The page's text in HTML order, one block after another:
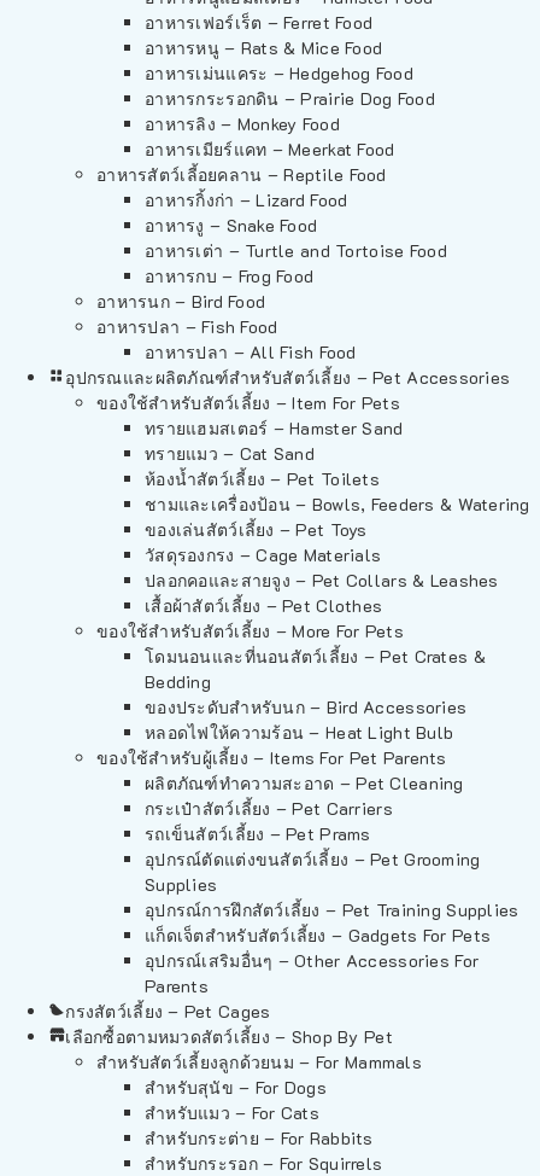
อาหารเฟอร์เร็ต – Ferret Food
อาหารหนู – Rats & Mice Food
อาหารเม่นแคระ – Hedgehog Food
อาหารกระรอกดิน – Prairie Dog Food
อาหารลิง – Monkey Food
อาหารเมียร์แคท – Meerkat Food
อาหารสัตว์เลี้อยคลาน – Reptile Food
อาหารกิ้งก่า – Lizard Food
อาหารงู – Snake Food
อาหารเต่า – Turtle and Tortoise Food
อาหารกบ – Frog Food
อาหารนก – Bird Food
อาหารปลา – Fish Food
อาหารปลา – All Fish Food
อุปกรณและผลิตภัณฑ์สำหรับสัตว์เลี้ยง – Pet Accessories
ของใช้สำหรับสัตว์เลี้ยง – Item For Pets
ทรายแฮมสเตอร์ – Hamster Sand
ทรายแมว – Cat Sand
ห้องน้ำสัตว์เลี้ยง – Pet Toilets
ชามและเครื่องป้อน – Bowls, Feeders & Watering
ของเล่นสัตว์เลี้ยง – Pet Toys
วัสดุรองกรง – Cage Materials
ปลอกคอและสายจูง – Pet Collars & Leashes
เสื้อผ้าสัตว์เลี้ยง – Pet Clothes
ของใช้สำหรับสัตว์เลี้ยง – More For Pets
โดมนอนและที่นอนสัตว์เลี้ยง – Pet Crates &
Bedding
ของประดับสำหรับนก – Bird Accessories
หลอดไฟให้ความร้อน – Heat Light Bulb
ของใช้สำหรับผู้เลี้ยง – Items For Pet Parents
ผลิตภัณฑ์ทำความสะอาด – Pet Cleaning
กระเป๋าสัตว์เลี้ยง – Pet Carriers
รถเข็นสัตว์เลี้ยง – Pet Prams
อุปกรณ์ตัดแต่งขนสัตว์เลี้ยง – Pet Grooming
Supplies
อุปกรณ์การฝึกสัตว์เลี้ยง – Pet Training Supplies
แก็ดเจ็ตสำหรับสัตว์เลี้ยง – Gadgets For Pets
อุปกรณ์เสริมอื่นๆ – Other Accessories For
Parents
กรงสัตว์เลี้ยง – Pet Cages
เลือกซื้อตามหมวดสัตว์เลี้ยง – Shop By Pet
สำหรับสัตว์เลี้ยงลูกด้วยนม – For Mammals
สำหรับสุนัข – For Dogs
สำหรับแมว – For Cats
สำหรับกระต่าย – For Rabbits
สำหรับกระรอก – For Squirrels